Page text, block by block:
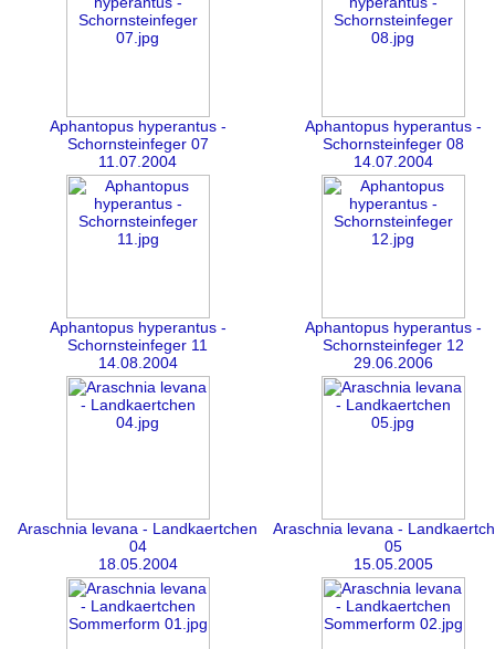
Aphantopus hyperantus -
Schornsteinfeger 07
11.07.2004
Aphantopus hyperantus -
Schornsteinfeger 08
14.07.2004
Aphantopus hyperantus -
Schornsteinfeger 11
14.08.2004
Aphantopus hyperantus -
Schornsteinfeger 12
29.06.2006
Araschnia levana - Landkaertchen
04
18.05.2004
Araschnia levana -
05
15.05.2005